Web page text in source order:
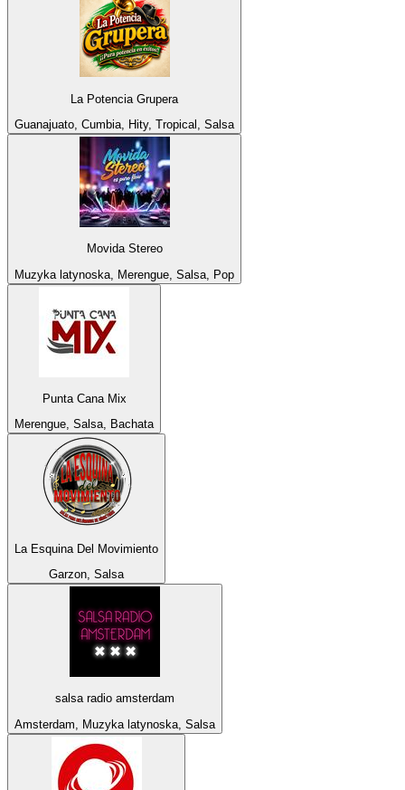
La Potencia Grupera
Guanajuato, Cumbia, Hity, Tropical, Salsa
Movida Stereo
Muzyka latynoska, Merengue, Salsa, Pop
Punta Cana Mix
Merengue, Salsa, Bachata
La Esquina Del Movimiento
Garzon, Salsa
salsa radio amsterdam
Amsterdam, Muzyka latynoska, Salsa